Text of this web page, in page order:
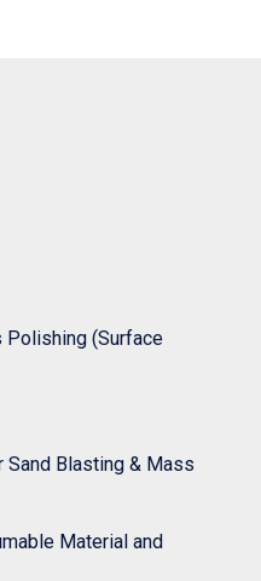
(Surface
Blasting & Mass
Material and